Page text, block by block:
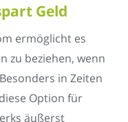
Geld
ermöglicht es
zu beziehen, wenn
in Zeiten
Option für
äußerst